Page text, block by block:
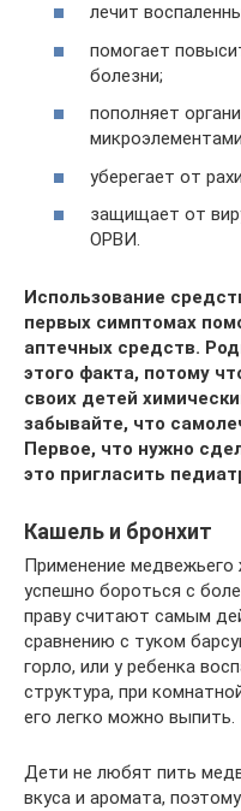
лечит
помогает
болезни;
пополняет
уберегает от
защищает от
ОРВИ.
Использование
первых симптомах
аптечных средств.
этого факта, потому
своих детей
забывайте, что
Первое, что нужно
это пригласить
Кашель и бронхит
Применение медвежьего
успешно бороться с
праву считают самым
сравнению с туком
горло, или у ребенка
структура, при
его легко можно выпить.
Дети не любят пить
вкуса и аромата,